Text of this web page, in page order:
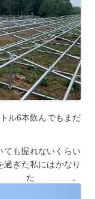
ル6本飲んでもまだ
ても握れないくらい
ぎた私にはかなり
。